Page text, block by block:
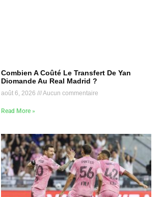
Combien A Coûté Le Transfert De Yan
Diomande Au Real Madrid ?
août 6, 2026 Aucun commentaire
Read More »